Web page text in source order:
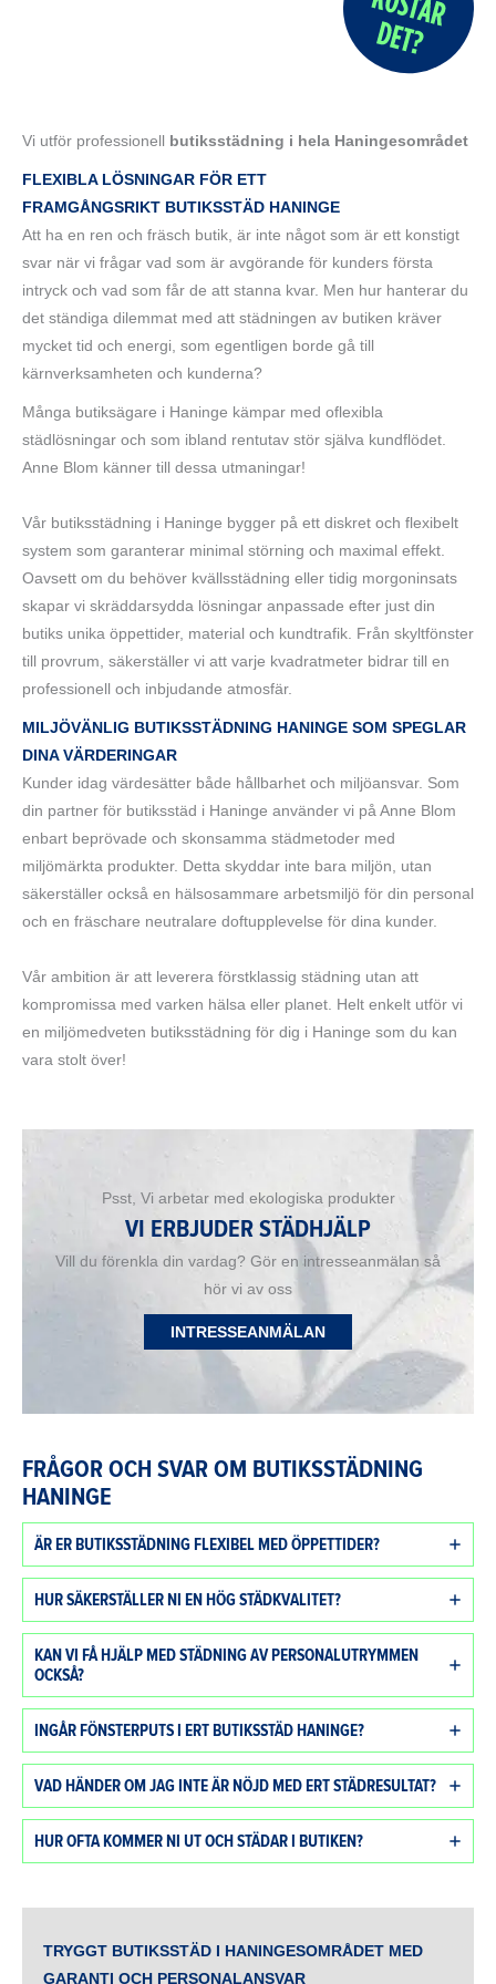
Vi utför professionell butiksstädning i hela Haningesområdet
FLEXIBLA LÖSNINGAR FÖR ETT
FRAMGÅNGSRIKT BUTIKSSTÄD HANINGE
Att ha en ren och fräsch butik, är inte något som är ett konstigt
svar när vi frågar vad som är avgörande för kunders första
intryck och vad som får de att stanna kvar. Men hur hanterar du
det ständiga dilemmat med att städningen av butiken kräver
mycket tid och energi, som egentligen borde gå till
kärnverksamheten och kunderna?
Många butiksägare i Haninge kämpar med oflexibla
städlösningar och som ibland rentutav stör själva kundflödet.
Anne Blom känner till dessa utmaningar!
Vår butiksstädning i Haninge bygger på ett diskret och flexibelt
system som garanterar minimal störning och maximal effekt.
Oavsett om du behöver kvällsstädning eller tidig morgoninsats
skapar vi skräddarsydda lösningar anpassade efter just din
butiks unika öppettider, material och kundtrafik. Från skyltfönster
till provrum, säkerställer vi att varje kvadratmeter bidrar till en
professionell och inbjudande atmosfär.
MILJÖVÄNLIG BUTIKSSTÄDNING HANINGE SOM SPEGLAR
DINA VÄRDERINGAR
Kunder idag värdesätter både hållbarhet och miljöansvar. Som
din partner för butiksstäd i Haninge använder vi på Anne Blom
enbart beprövade och skonsamma städmetoder med
miljömärkta produkter. Detta skyddar inte bara miljön, utan
säkerställer också en hälsosammare arbetsmiljö för din personal
och en fräschare neutralare doftupplevelse för dina kunder.
Vår ambition är att leverera förstklassig städning utan att
kompromissa med varken hälsa eller planet. Helt enkelt utför vi
en miljömedveten butiksstädning för dig i Haninge som du kan
vara stolt över!
Psst, Vi arbetar med ekologiska produkter
VI ERBJUDER STÄDHJÄLP
Vill du förenkla din vardag? Gör en intresseanmälan så
hör vi av oss
INTRESSEANMÄLAN
FRÅGOR OCH SVAR OM BUTIKSSTÄDNING
HANINGE
ÄR ER BUTIKSSTÄDNING FLEXIBEL MED ÖPPETTIDER?
HUR SÄKERSTÄLLER NI EN HÖG STÄDKVALITET?
KAN VI FÅ HJÄLP MED STÄDNING AV PERSONALUTRYMMEN
OCKSÅ?
INGÅR FÖNSTERPUTS I ERT BUTIKSSTÄD HANINGE?
VAD HÄNDER OM JAG INTE ÄR NÖJD MED ERT STÄDRESULTAT?
HUR OFTA KOMMER NI UT OCH STÄDAR I BUTIKEN?
TRYGGT BUTIKSSTÄD I HANINGESOMRÅDET MED
GARANTI OCH PERSONALANSVAR